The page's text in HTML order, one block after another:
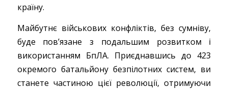
країну.
Майбутнє військових конфліктів, без сумніву,
буде пов’язане з подальшим розвитком і
використанням БпЛА. Приєднавшись до 423
окремого батальйону безпілотних систем, ви
станете частиною цієї революції, отримуючи